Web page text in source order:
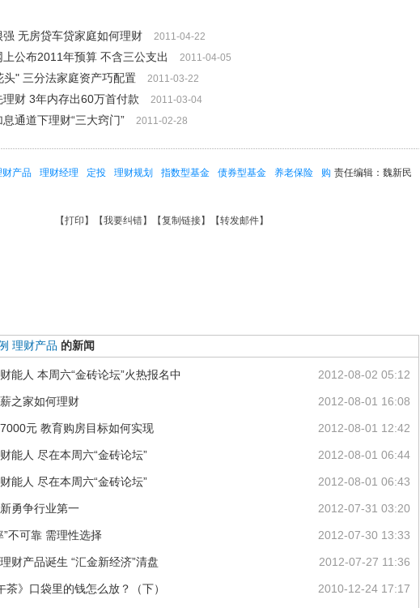
无房贷车贷家庭如何理财
2011-04-22
公布2011年预算 不含三公支出 2011-04-05
头" 三分法家庭资产巧配置 2011-03-22
财 3年内存出60万首付款 2011-03-04
息通道下理财“三大窍门” 2011-02-28
责任编辑：魏新民
财产品 理财经理 定投 理财规划 指数型基金 债券型基金 养老保险
购
【打印 】【我要纠错】【复制链接】【转发邮件】
理财产品 的新闻
2012-08-02 05:12
能人 本周六“金砖论坛”火热报名中
2012-08-01 16:08
之家如何理财
2012-08-01 12:42
元 教育购房目标如何实现
2012-08-01 06:44
能人 尽在本周六“金砖论坛”
2012-08-01 06:43
能人 尽在本周六“金砖论坛”
2012-07-31 03:20
勇争行业第一
2012-07-30 13:33
”不可靠 需理性选择
2012-07-27 11:36
财产品诞生 “汇金新经济”清盘
2010-12-24 17:17
茶》口袋里的钱怎么放？（下）